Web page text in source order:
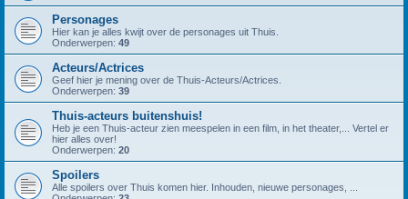
Personages
Hier kan je alles kwijt over de personages uit Thuis.
Onderwerpen: 49
Acteurs/Actrices
Geef hier je mening over de Thuis-Acteurs/Actrices.
Onderwerpen: 39
Thuis-acteurs buitenshuis!
Heb je een Thuis-acteur zien meespelen in een film, in het theater,... Vertel er
hier alles over!
Onderwerpen: 20
Spoilers
Alle spoilers over Thuis komen hier. Inhouden, nieuwe personages, ...